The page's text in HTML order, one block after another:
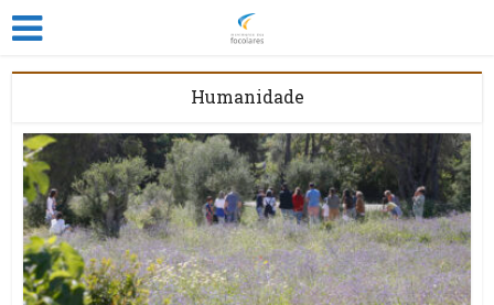
Humanidade